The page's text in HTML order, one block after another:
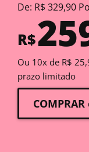
De: R$ 329,90
R$
Ou 10x de R$
prazo limitado